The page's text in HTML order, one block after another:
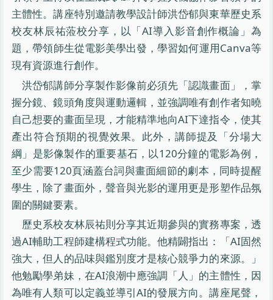
主體性。講座特別邀請教學設計師洪岱郁與東華歷史系
校友林辰祐蒞校分享，以「AI導入影音創作概論」為
題，帶領師生從電影美學出發，學習如何運用Canva等
現有資源進行創作。
洪岱郁講師分享製作影像前必須先「認識畫面」，掌
握分鏡、鏡頭角度與運動邏輯，並強調唯有創作者知曉
自己想要的畫面呈現，才能精準地向AI下達指令，使其
產出符合預期的視覺效果。此外，講師提及「分場大
綱」是影像製作的重要基石，以120分鐘的電影為例，
至少需要120頁涵蓋台詞與畫面細節的劇本，同時提醒
學生，除了畫面外，聲音與光影的運用更是形塑作品氛
圍的關鍵要素。
歷史系校友林辰祐則分享其近期參與的實務專案，透
過AI輔助工程師建構程式功能。他精闢指出：「AI固然
強大，但人的品味與鑑別度才是核心競爭力的來源。」
他勉勵學弟妹，在AI浪潮中應強調「人」的主體性，因
為唯有人類可以定義並導引AI的發展方向。講座尾聲，